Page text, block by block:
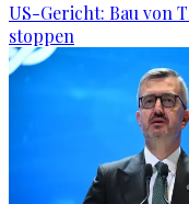
US-Gericht: Bau von
stoppen